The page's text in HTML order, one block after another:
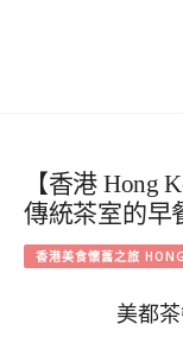
【香港 Hong
傳統茶室的早
香港美食懷舊之旅
美都